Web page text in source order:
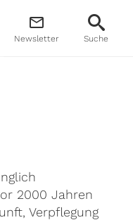
Suche
Newsletter
2000 Jahren
Verpflegung